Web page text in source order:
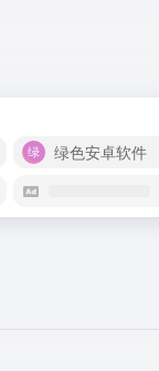
绿色安卓软件